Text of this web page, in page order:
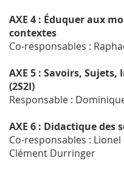
AXE 4 : Éduquer aux
contextes
Co-responsables :
AXE 5 : Savoirs,
(2S2I)
Responsable :
AXE 6 : Didactique des
Co-responsables :
Clément Durringer